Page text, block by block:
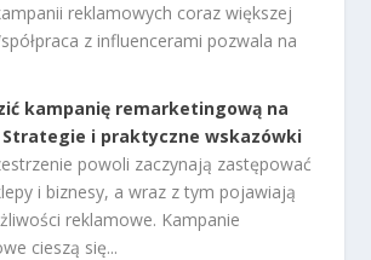
reklamowych coraz większej
z influencerami pozwala na
kampanię remarketingową na
Strategie i praktyczne wskazówki
powoli zaczynają zastępować
i biznesy, a wraz z tym pojawiają
reklamowe. Kampanie
cieszą się...